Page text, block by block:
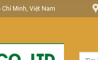
Chí Minh, Việt Nam